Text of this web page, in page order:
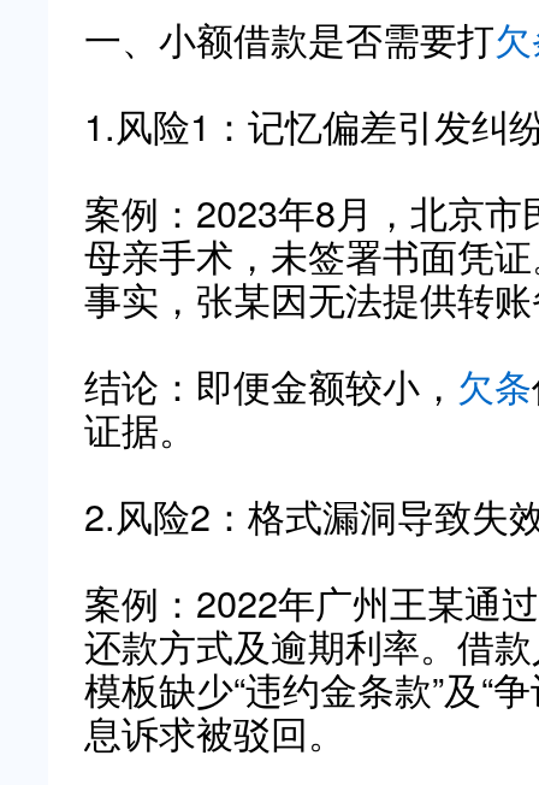
一、小额借款是否需要打
1.风险1：记忆偏差引发纠
案例：2023年8月，北京
母亲手术，未签署书面凭
事实，张某因无法提供转
结论：即便金额较小， 欠条
证据。
2.风险2：格式漏洞导致失
案例：2022年广州王某通
还款方式及逾期利率。借
模板缺少“违约金条款”及“
息诉求被驳回。